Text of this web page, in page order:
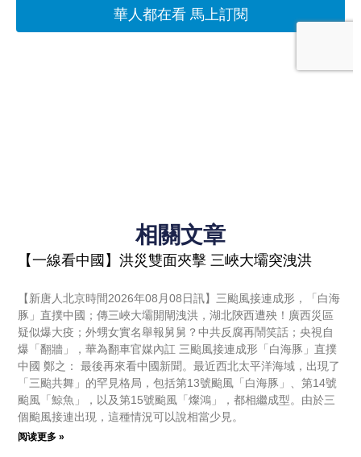
相關文章
【一線看中國】洪災雙面夾擊 三峽大壩突洩洪
【新唐人北京時間2026年08月08日訊】三颱風接連成形，「白海
豚」直撲中國；傳三峽大壩開閘洩洪，湖北陝西遭殃！廣西災區
疑似爆大疫；外甥女實名舉報舅舅？中共反腐再鬧笑話；央視自
爆「翻牆」，華為翻車官媒內訌 三颱風接連成形「白海豚」直撲
中國 鄭之： 最後再來看中國新聞。最近西北太平洋海域，出現了
「三颱共舞」的罕見格局，包括第13號颱風「白海豚」、第14號
颱風「鯨魚」，以及第15號颱風「燦鴻」，都相繼成型。由於三
個颱風接連出現，這種情況可以說相當少見。
阅读更多 »